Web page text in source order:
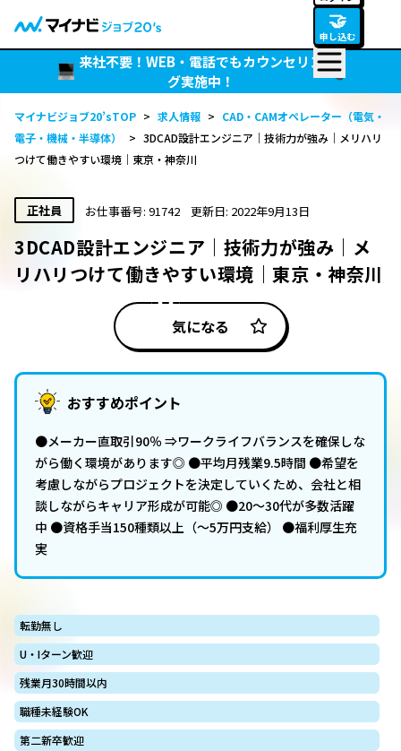
🤝
申し込む
来社不要！WEB・電話でもカウンセリン
グ実施中！
マイナビジョブ20’sTOP > 求人情報 > CAD・CAMオペレーター（電気・
電子・機械・半導体）
> 3DCAD設計エンジニア｜技術力が強み｜メリハリ
つけて働きやすい環境｜東京・神奈川
正社員 お仕事番号: 91742 更新日: 2022年9月13日
3DCAD設計エンジニア｜技術力が強み｜メ
リハリつけて働きやすい環境｜東京・神奈川
気になる
おすすめポイント
●メーカー直取引90％ ⇒ワークライフバランスを確保しな
がら働く環境があります◎ ●平均月残業9.5時間 ●希望を
考慮しながらプロジェクトを決定していくため、会社と相
談しながらキャリア形成が可能◎ ●20～30代が多数活躍
中 ●資格手当150種類以上（～5万円支給） ●福利厚生充
実
転勤無し
U・Iターン歓迎
残業月30時間以内
職種未経験OK
第二新卒歓迎